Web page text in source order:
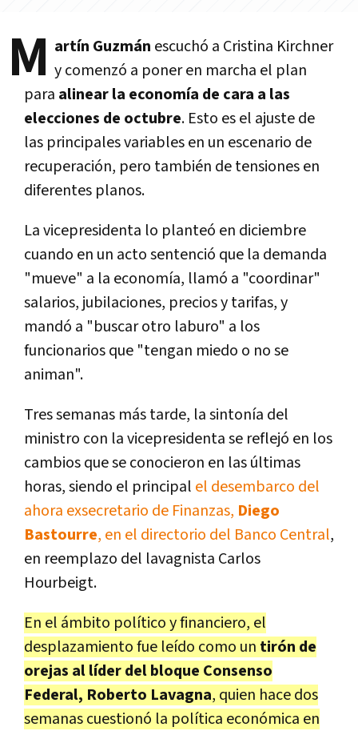
M artín Guzmán escuchó a Cristina Kirchner
y comenzó a poner en marcha el plan
para alinear la economía de cara a las
elecciones de octubre. Esto es el ajuste de
las principales variables en un escenario de
recuperación, pero también de tensiones en
diferentes planos.
La vicepresidenta lo planteó en diciembre
cuando en un acto sentenció que la demanda
"mueve" a la economía, llamó a "coordinar"
salarios, jubilaciones, precios y tarifas, y
mandó a "buscar otro laburo" a los
funcionarios que "tengan miedo o no se
animan".
Tres semanas más tarde, la sintonía del
ministro con la vicepresidenta se reflejó en los
cambios que se conocieron en las últimas
horas, siendo el principal el desembarco del
ahora exsecretario de Finanzas, Diego
Bastourre, en el directorio del Banco Central,
en reemplazo del lavagnista Carlos
Hourbeigt.
En el ámbito político y financiero, el
desplazamiento fue leído como un tirón de
orejas al líder del bloque Consenso
Federal, Roberto Lavagna, quien hace dos
semanas cuestionó la política económica en